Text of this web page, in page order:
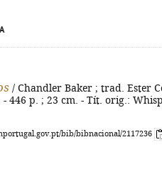
/ Chandler Baker ; trad. Ester
- 446 p. ; 23 cm. - Tít. orig.:
bib/bibnacional/2117236